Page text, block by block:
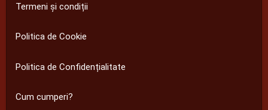
Termeni și condiții
Politica de Cookie
Politica de Confidențialitate
Cum cumperi?